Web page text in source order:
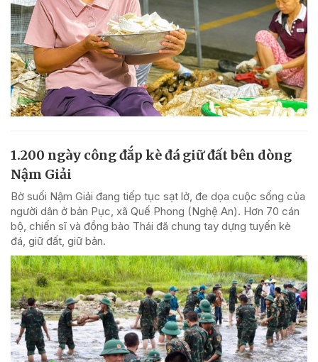
1.200 ngày công đắp kè đá giữ đất bên dòng
Nậm Giải
Bờ suối Nậm Giải đang tiếp tục sạt lở, đe dọa cuộc sống của
người dân ở bản Pục, xã Quế Phong (Nghệ An). Hơn 70 cán
bộ, chiến sĩ và đồng bào Thái đã chung tay dựng tuyến kè
đá, giữ đất, giữ bản.